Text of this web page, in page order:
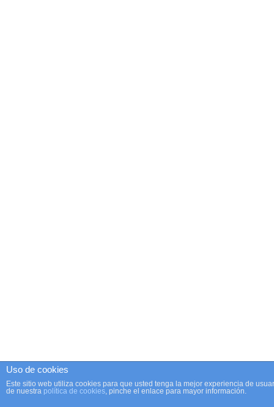
Uso de cookies
Este sitio web utiliza cookies para que usted tenga la mejor experiencia de
de nuestra política de cookies, pinche el enlace para mayor información.